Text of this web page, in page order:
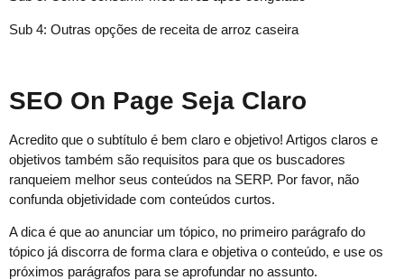
Sub 4: Outras opções de receita de arroz caseira
SEO On Page Seja Claro
Acredito que o subtítulo é bem claro e objetivo! Artigos claros e
objetivos também são requisitos para que os buscadores
ranqueiem melhor seus conteúdos na SERP. Por favor, não
confunda objetividade com conteúdos curtos.
A dica é que ao anunciar um tópico, no primeiro parágrafo do
tópico já discorra de forma clara e objetiva o conteúdo, e use os
próximos parágrafos para se aprofundar no assunto.